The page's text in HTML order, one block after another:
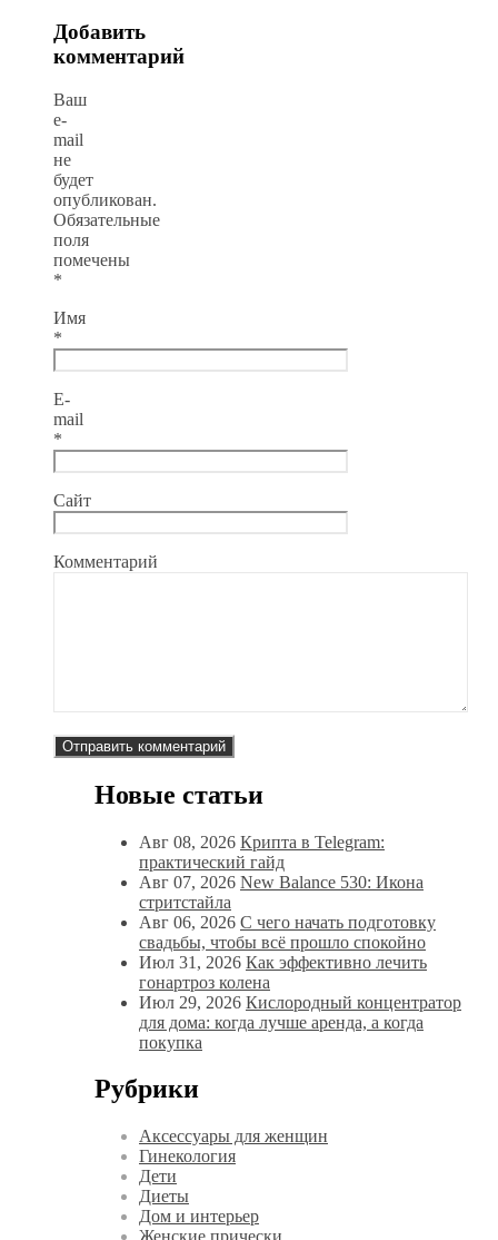
Добавить
комментарий
Ваш
e-
mail
не
будет
опубликован.
Обязательные
поля
помечены
*
Имя
*
E-
mail
*
Сайт
Комментарий
Новые статьи
Авг 08, 2026 Крипта в Telegram:
практический гайд
Авг 07, 2026 New Balance 530: Икона
стритстайла
Авг 06, 2026 С чего начать подготовку
свадьбы, чтобы всё прошло спокойно
Июл 31, 2026 Как эффективно лечить
гонартроз колена
Июл 29, 2026 Кислородный концентратор
для дома: когда лучше аренда, а когда
покупка
Рубрики
Аксессуары для женщин
Гинекология
Дети
Диеты
Дом и интерьер